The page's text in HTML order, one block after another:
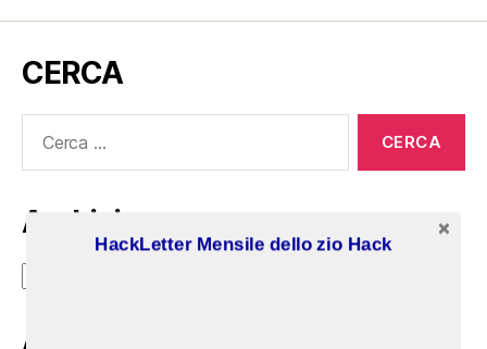
CERCA
Archivi
Articoli recenti:
HackLetter Mensile dello zio Hack